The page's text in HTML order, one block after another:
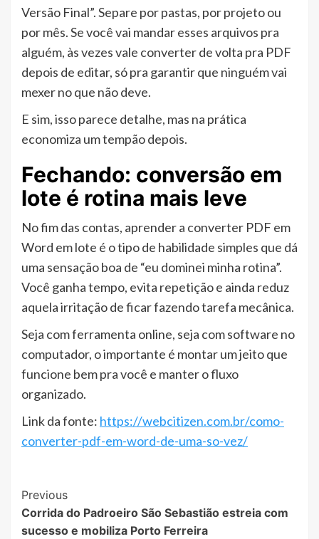
Versão Final”. Separe por pastas, por projeto ou
por mês. Se você vai mandar esses arquivos pra
alguém, às vezes vale converter de volta pra PDF
depois de editar, só pra garantir que ninguém vai
mexer no que não deve.
E sim, isso parece detalhe, mas na prática
economiza um tempão depois.
Fechando: conversão em
lote é rotina mais leve
No fim das contas, aprender a converter PDF em
Word em lote é o tipo de habilidade simples que dá
uma sensação boa de “eu dominei minha rotina”.
Você ganha tempo, evita repetição e ainda reduz
aquela irritação de ficar fazendo tarefa mecânica.
Seja com ferramenta online, seja com software no
computador, o importante é montar um jeito que
funcione bem pra você e manter o fluxo
organizado.
Link da fonte: https://webcitizen.com.br/como-
converter-pdf-em-word-de-uma-so-vez/
Post
Navigation
Previous
Corrida do Padroeiro São Sebastião estreia com
sucesso e mobiliza Porto Ferreira